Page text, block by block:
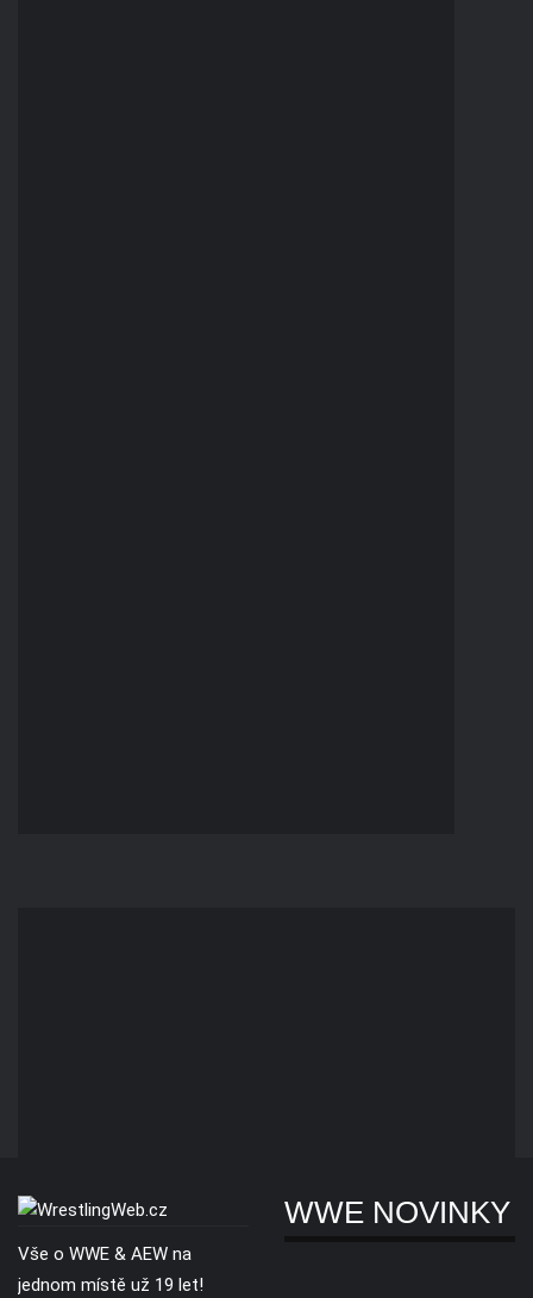
Vše o WWE & AEW na
jednom místě už 19 let!
WWE NOVINKY